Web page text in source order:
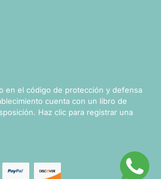
en el código de protección y defensa
cuenta con un libro de
Haz clic para registrar una